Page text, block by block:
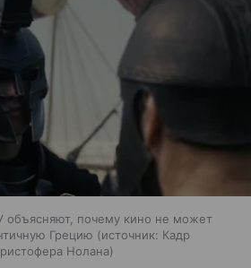
почему кино не может
Грецию
источник: Кадр
Нолана